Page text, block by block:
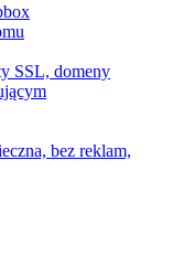
SSL, domeny
bez reklam,